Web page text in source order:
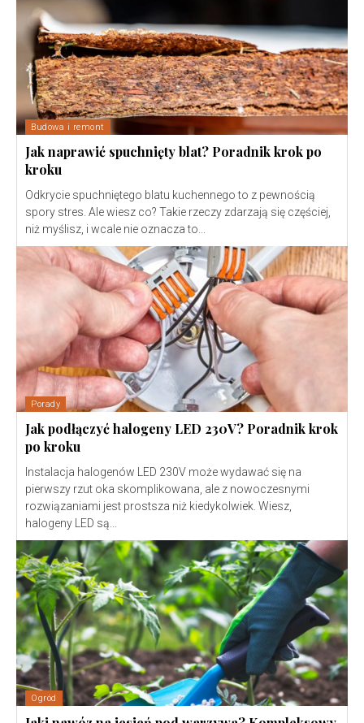
Budowa i remont
Jak naprawić spuchnięty blat? Poradnik krok po
kroku
Odkrycie spuchniętego blatu kuchennego to z pewnością
spory stres. Ale wiesz co? Takie rzeczy zdarzają się częściej,
niż myślisz, i wcale nie oznacza to...
Porady
Jak podłączyć halogeny LED 230V? Poradnik krok
po kroku
Instalacja halogenów LED 230V może wydawać się na
pierwszy rzut oka skomplikowana, ale z nowoczesnymi
rozwiązaniami jest prostsza niż kiedykolwiek. Wiesz,
halogeny LED są...
Ogród